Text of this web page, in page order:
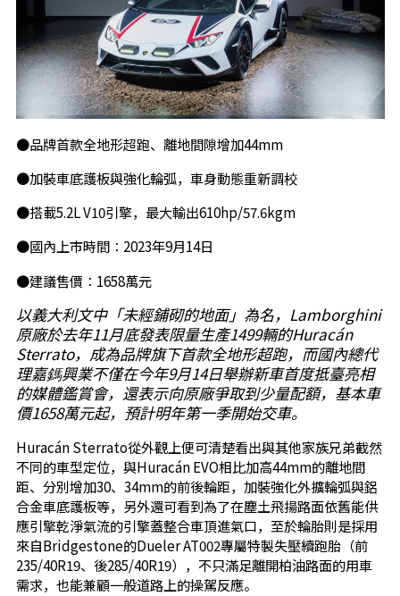
●品牌首款全地形超跑、離地間隙增加44mm
●加裝車底護板與強化輪弧，車身動態重新調校
●搭載5.2L V10引擎，最大輸出610hp/57.6kgm
●國內上市時間：2023年9月14日
●建議售價：1658萬元
以義大利文中「未經鋪砌的地面」為名，Lamborghini
原廠於去年11月底發表限量生產1499輛的Huracán
Sterrato，成為品牌旗下首款全地形超跑，而國內總代
理嘉鎷興業不僅在今年9月14日舉辦新車首度抵臺亮相
的媒體鑑賞會，還表示向原廠爭取到少量配額，基本車
價1658萬元起，預計明年第一季開始交車。
Huracán Sterrato從外觀上便可清楚看出與其他家族兄弟截然
不同的車型定位，與Huracán EVO相比加高44mm的離地間
距、分別增加30、34mm的前後輪距，加裝強化外擴輪弧與鋁
合金車底護板等，另外還可看到為了在塵土飛揚路面依舊能供
應引擎乾淨氣流的引擎蓋整合車頂進氣口，至於輪胎則是採用
來自Bridgestone的Dueler AT002專屬特製失壓續跑胎（前
235/40R19、後285/40R19），不只滿足離開柏油路面的用車
需求，也能兼顧一般道路上的操駕反應。